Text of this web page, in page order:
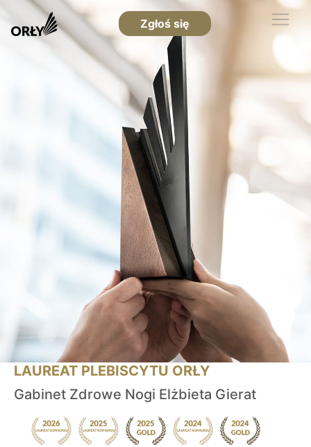
Zgłoś się
LAUREAT PLEBISCYTU ORŁY
Gabinet Zdrowe Nogi Elżbieta Gierat